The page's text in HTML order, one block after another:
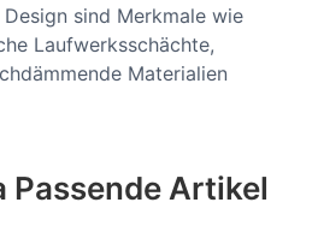
sind Merkmale wie
Laufwerksschächte,
Materialien
Passende Artikel